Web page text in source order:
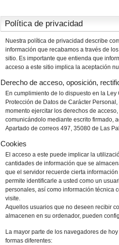
Polí­tica de privacidad
Nuestra política de privacidad describe
información que recabamos a través de
sitio. Es importante que entienda que
acceso a este sitio implica la aceptación
Derecho de acceso, oposición,
En cumplimiento de lo dispuesto en la
Protección de Datos de Carácter
momento ejercitar los derechos de
comunicándolo mediante escrito firmado,
Apartado de correos 497, 35080 de Las
Cookies
El acceso a este puede implicar la
cantidades de información que se
que el servidor recuerde cierta
permite identificarle a usted como un
personales, así como información técnica
visite.
Aquellos usuarios que no deseen recibir
almacenen en su ordenador, pueden
La mayor parte de los navegadores de
formas diferentes: